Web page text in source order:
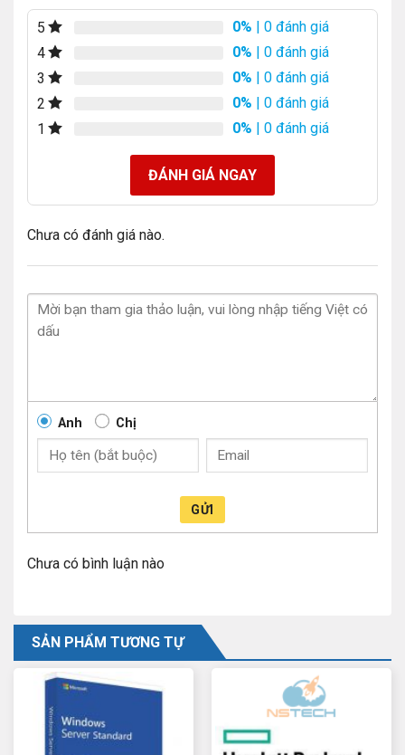
5 0% | 0 đánh giá
4
0% | 0 đánh giá
3
0% | 0 đánh giá
2
0% | 0 đánh giá
1
0% | 0 đánh giá
ĐÁNH GIÁ NGAY
Chưa có đánh giá nào.
Anh Chị
GỬI
Chưa có bình luận nào
SẢN PHẨM TƯƠNG TỰ